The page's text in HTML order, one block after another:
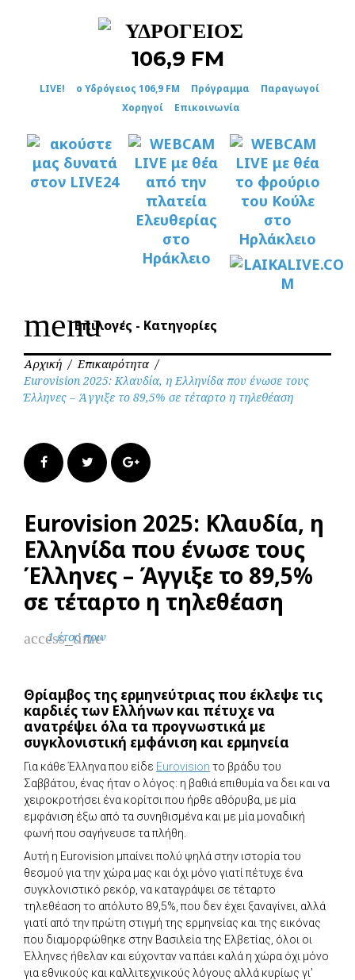
LIVE! ο Υδρόγειος 106,9 FM Πρόγραμμα
Παραγωγοί
Χορηγοί
Επικοινωνία
menuΕπιλογές - Κατηγορίες
Αρχική / Επικαιρότητα /
Eurovision 2025: Κλαυδία, η Ελληνίδα που ένωσε τους
Έλληνες – Άγγιξε το 89,5% σε τέταρτο η τηλεθέαση
FacebookTwitter Google+
Eurovision 2025: Κλαυδία, η
Ελληνίδα που ένωσε τους
Έλληνες – Άγγιξε το 89,5%
σε τέταρτο η τηλεθέαση
access_time
1 έτος πριν
Θρίαμβος της ερμηνεύτριας που έκλεψε τις
καρδιές των Ελλήνων και πέτυχε να
ανατρέψει όλα τα προγνωστικά με
συγκλονιστική εμφάνιση και ερμηνεία
Για κάθε Έλληνα που είδε Eurovision το βράδυ του
Σαββάτου, ένας ήταν ο λόγος: η βαθιά επιθυμία να δει και να
χειροκροτήσει ένα κορίτσι που ήρθε αθόρυβα, με μία
εμφάνιση έξω από τα συνηθισμένα και με μία μοναδική
φωνή που σαγήνευσε τα πλήθη.
Αυτή η Eurovision μπαίνει πολύ ψηλά στην ιστορία του
θεσμού για την χώρα μας και όχι μόνο γιατί πέτυχε ένα
συγκλονιστικό ρεκόρ, να καταγράψει σε τέταρτο
τηλεθέαση το απόλυτο 89,5%, που δεν έχει ξαναγίνει, αλλά
γιατί από την πρώτη στιγμή της ερμηνείας και της εικόνας
που διαμορφώθηκε στην Βασιλεία της Ελβετίας, όλοι οι
Έλληνες ήθελαν και εύχονταν να πάει καλά η χώρα όχι μόνο
για εθνικούς και καλλιτεχνικούς λόγους αλλά κυρίως γι’